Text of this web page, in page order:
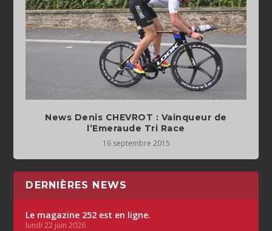
News Denis CHEVROT : Vainqueur de
16 septembre 2015
DERNIÈRES NEWS
Le magazine 252 est en ligne.
lundi 22 juin 2026